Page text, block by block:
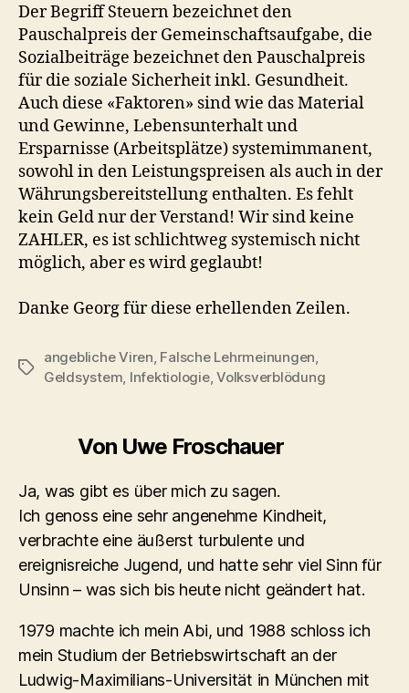
Der Begriff Steuern bezeichnet den
Pauschalpreis der Gemeinschaftsaufgabe, die
Sozialbeiträge bezeichnet den Pauschalpreis
für die soziale Sicherheit inkl. Gesundheit.
Auch diese «Faktoren» sind wie das Material
und Gewinne, Lebensunterhalt und
Ersparnisse (Arbeitsplätze) systemimmanent,
sowohl in den Leistungspreisen als auch in der
Währungsbereitstellung enthalten. Es fehlt
kein Geld nur der Verstand! Wir sind keine
ZAHLER, es ist schlichtweg systemisch nicht
möglich, aber es wird geglaubt!
Danke Georg für diese erhellenden Zeilen.
Schlagwörter
angebliche Viren Falsche Lehrmeinungen
Geldsystem Infektiologie,Volksverblödung
Von Uwe Froschauer
Ja, was gibt es über mich zu sagen.
Ich genoss eine sehr angenehme Kindheit,
verbrachte eine äußerst turbulente und
ereignisreiche Jugend, und hatte sehr viel Sinn für
Unsinn – was sich bis heute nicht geändert hat.
1979 machte ich mein Abi, und 1988 schloss ich
mein Studium der Betriebswirtschaft an der
Ludwig-Maximilians-Universität in München mit